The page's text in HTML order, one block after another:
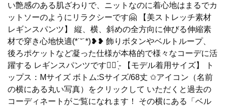
い艶感のある肌ざわりで、ニットなのに着心地はまるでカ
ットソーのようにリラクシーです🤗 【美ストレッチ素材
レギンスパンツ】 縦、横、斜めの全方向に伸びる伸縮素
材で穿き心地快適(*˙˘˙*)❥❥ 飾りボタンやベルトループ、
後ろポケットなど凝った仕様が本格的で様々なコーデに活
躍する レギンスパンツです👍🏻 ̖́- 【モデル着用サイズ】 ト
ップス：Mサイズ ボトム:Sサイズ/68丈 ✩アイコン（名前
の横にある丸い写真）をクリックして いただくと過去の
コーディネートがご覧になれます！ その横にある「ベル